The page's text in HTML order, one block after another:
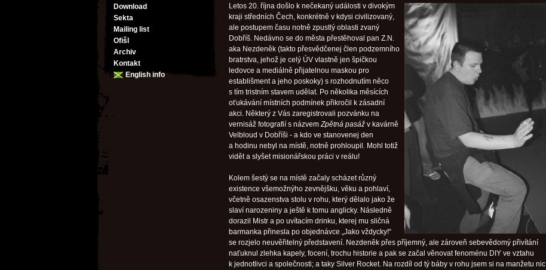
Download
Sekta
Mailing list
Ofišl
Archiv
Kontakt
English info
Letos 20. října došlo k nečekaný události v divokým
kraji středních Čech, konkrétně v kdysi civilizovaný,
ale postupem času notně zpustlý oblasti zvaný
Dobříš. Nedávno se do města přestěhoval pan Z.N.
aka Nezdeněk (takto přesvědčenej člen podzemního
bratrstva, jehož je celý ÚV vlastně jen špičkou
ledovce a mediálně přijatelnou maskou pro
establišment a jeho poskoky) s rozhodnutím něco
s tím tristním stavem udělat. Po několika měsících
oťukávání místních podmínek přikročil k zásadní
akci. Některý z Vás zaregistrovali pozvánku na
vernisáž fotografií s názvemZpětná pasáž v kavárně
Velbloud v Dobříši - a kdo ve stanovenej den
a hodinu nebyl na místě, notně prohloupil. Mohl totiž
vidět a slyšet misionářskou práci v reálu!
Kolem šestý se na místě začaly scházet různý
existence všemožnýho zevnějšku, věku a pohlaví,
včetně osazenstva stolu v rohu, který dělalo jako že
slaví narozeniny a ještě k tomu anglicky. Následně
dorazil Mistr a po uvítacím drinku, kterej mu sličná
barmanka přinesla po objednávce „Jako vždycky!“
se rozjelo neuvěřitelný představení. Nezdeněk přes příjemný, ale zároveň sebevědomý přivítání
naťuknul zlehka kapely, focení, trochu historie a pak se začal věnovat fenoménu DIY ve vztahu
k jednotlivci a společnosti; a taky Silver Rocket. Na rozdíl od tý báby v rohu jsem si na manžetu nic